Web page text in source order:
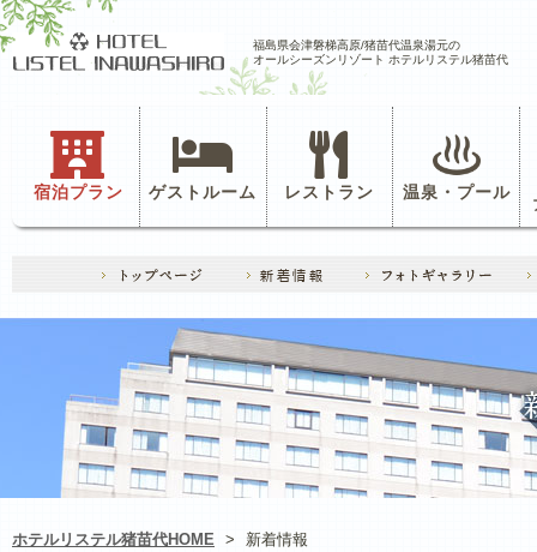
福島県会津磐梯高原/猪苗代温泉湯元の
オールシーズンリゾート ホテルリステル猪苗代
宿泊プラン ゲストルーム レストラン 温泉・プール
ホテルリステル猪苗代HOME > 新着情報